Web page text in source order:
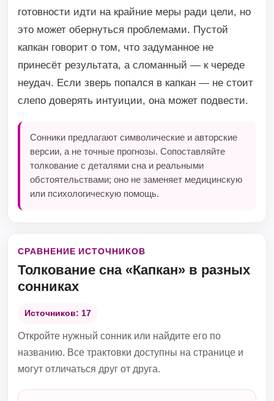
готовности идти на крайние меры ради цели, но
это может обернуться проблемами. Пустой
капкан говорит о том, что задуманное не
принесёт результата, а сломанный — к череде
неудач. Если зверь попался в капкан — не стоит
слепо доверять интуиции, она может подвести.
Сонники предлагают символические и авторские
версии, а не точные прогнозы. Сопоставляйте
толкование с деталями сна и реальными
обстоятельствами; оно не заменяет медицинскую
или психологическую помощь.
СРАВНЕНИЕ ИСТОЧНИКОВ
Толкование сна «Капкан» в разных
сонниках
Источников: 17
Откройте нужный сонник или найдите его по
названию. Все трактовки доступны на странице и
могут отличаться друг от друга.